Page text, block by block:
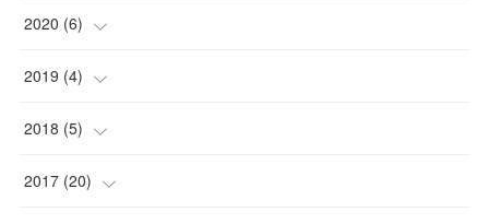
(1
(2
(2
(1
(3
(4
(3
(1
(9
1)
(1
(2
(1
(4)
2020 (6)
(5
(1
2019 (4)
(1
(2)
2018 (5)
(1)
2017 (20)